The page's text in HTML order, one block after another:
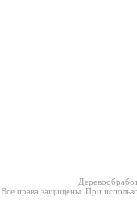
Все права защищены. При